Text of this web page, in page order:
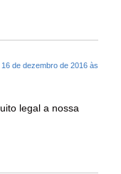
16 de dezembro de 2016 às
legal a nossa